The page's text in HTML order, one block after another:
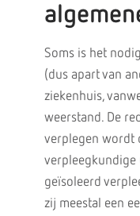
Soms is het
(dus apart van
ziekenhuis,
weerstand. De
verplegen wordt
verpleegkundige
geïsoleerd
zij meestal een